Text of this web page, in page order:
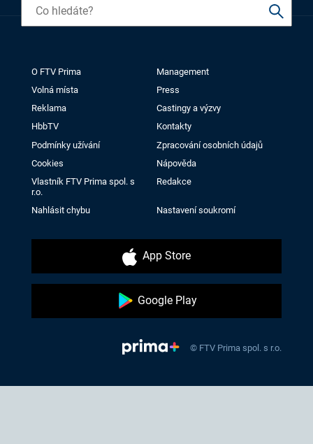
O FTV Prima
Management
Volná místa
Press
Reklama
Castingy a výzvy
HbbTV
Kontakty
Podmínky užívání
Zpracování osobních údajů
Cookies
Nápověda
Vlastník FTV Prima spol. s
r.o.
Redakce
Nahlásit chybu Nastavení soukromí
App Store
Google Play
© FTV Prima spol. s r.o.